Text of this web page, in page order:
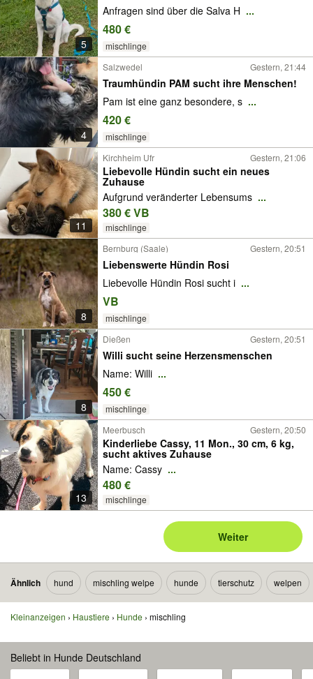
5
Anfragen sind über die Salva H ...
480 €
mischlinge
4
Salzwedel Gestern, 21:44
Traumhündin PAM sucht ihre Menschen!
Pam ist eine ganz besondere, s ...
420 €
mischlinge
11
Kirchheim Ufr Gestern, 21:06
Liebevolle Hündin sucht ein neues
Zuhause
Aufgrund veränderter Lebensums ...
380 € VB
mischlinge
8
Bernburg (Saale) Gestern, 20:51
Liebenswerte Hündin Rosi
Liebevolle Hündin Rosi sucht i ...
VB
mischlinge
8
Dießen Gestern, 20:51
Willi sucht seine Herzensmenschen
Name: Willi ...
450 €
mischlinge
13
Meerbusch Gestern, 20:50
Kinderliebe Cassy, 11 Mon., 30 cm, 6 kg,
sucht aktives Zuhause
Name: Cassy ...
480 €
mischlinge
Weiter
Ähnlich hund mischling welpe hunde tierschutz welpen
Kleinanzeigen Haustiere Hunde mischling
Beliebt in Hunde Deutschland